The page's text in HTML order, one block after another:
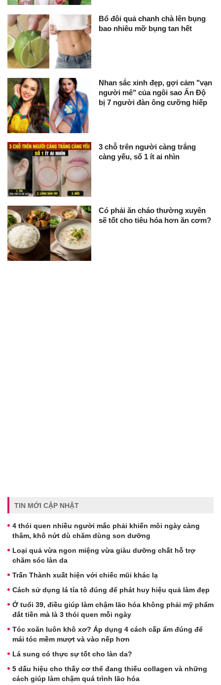
Bổ đôi quả chanh chà lên bụng
bao nhiêu mỡ bụng tan hết
Nhan sắc xinh đẹp, gợi cảm "vạn
người mê" của ngôi sao Ấn Độ
bị 7 người đàn ông cưỡng hiếp
3 chỗ trên người càng trắng
càng yếu, số 1 ít ai nhìn
Có phải ăn cháo thường xuyên
sẽ tốt cho tiêu hóa hơn ăn cơm?
TIN MỚI CẬP NHẬT
4 thói quen nhiều người mắc phải khiến môi ngày càng
thâm, khô nứt dù chăm dùng son dưỡng
Loại quả vừa ngon miệng vừa giàu dưỡng chất hỗ trợ
chăm sóc làn da
Trấn Thành xuất hiện với chiếc mũi khác lạ
Cách sử dụng lá tía tô đúng để phát huy hiệu quả làm đẹp
Ở tuổi 39, điều giúp làm chậm lão hóa không phải mỹ phẩm
đắt tiền mà là 3 thói quen mỗi ngày
Tóc xoăn luôn khô xơ? Áp dụng 4 cách cấp ẩm đúng để
mái tóc mềm mượt và vào nếp hơn
Lá sung có thực sự tốt cho làn da?
5 dấu hiệu cho thấy cơ thể đang thiếu collagen và những
cách giúp làm chậm quá trình lão hóa